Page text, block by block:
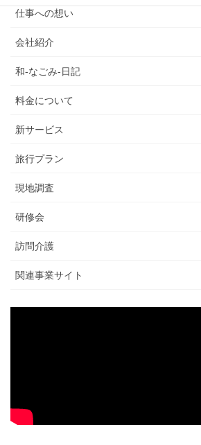
仕事への想い
会社紹介
和-なごみ-日記
料金について
新サービス
旅行プラン
現地調査
研修会
訪問介護
関連事業サイト